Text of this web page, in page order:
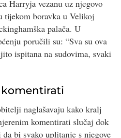
Harryja vezanu uz njegovo
tijekom boravka u Velikoj
palača. U
poručili su: “Sva su ova
ispitana na sudovima, svaki
naglašavaju kako kralj
komentirati slučaj dok
bi svako uplitanje s njegove